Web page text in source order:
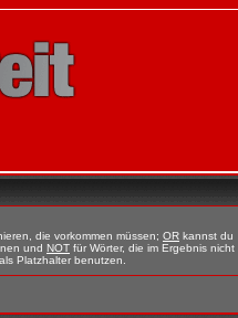
die vorkommen müssen; OR kannst du
und NOT für Wörter, die im Ergebnis nicht
Platzhalter benutzen.